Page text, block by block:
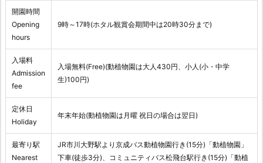
開園時間
Opening
hours
9時～17時(ホタル観賞会期間中は20時30分まで)
入場料
Admission
fee
入場無料(Free)(動植物園は大人430円、小人(小・中学
生)100円)
定休日
Holiday
年末年始(動植物園は月曜 祝日の場合は翌日)
最寄り駅
Nearest
JR市川大野駅より京成バス動植物園行き(15分)「動植物園」
下車(徒歩3分)、コミュニティバス松飛台駅行き(15分)「動植